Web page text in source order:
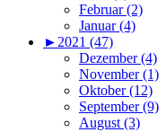
Februar (2)
Januar (4)
► 2021 (47)
Dezember (4)
November (1)
Oktober (12)
September (9)
August (3)